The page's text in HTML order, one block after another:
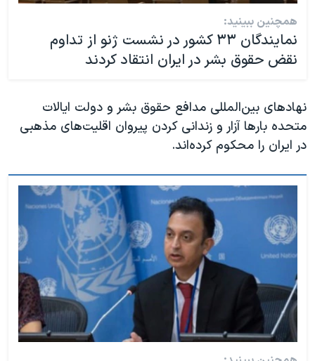
همچنین ببینید:
نمایندگان ۳۳ کشور در نشست ژنو از تداوم
نقض حقوق بشر در ایران انتقاد کردند
نهادهای بین‌المللی مدافع حقوق بشر و دولت ایالات
متحده بارها آزار و زندانی کردن پیروان اقلیت‌های مذهبی
در ایران را محکوم کرده‌اند.